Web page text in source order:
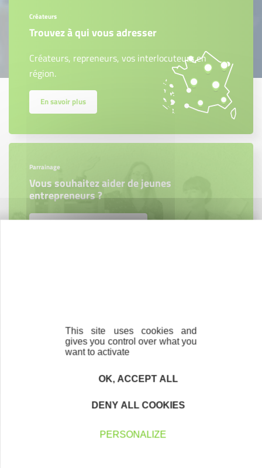
Créateurs
Trouvez à qui vous adresser
Créateurs, repreneurs, vos interlocuteurs en
région.
En savoir plus
Parrainage
Vous souhaitez aider de jeunes
entrepreneurs ?
This site uses cookies and
gives you control over what you
want to activate
OK, ACCEPT ALL
DENY ALL COOKIES
PERSONALIZE